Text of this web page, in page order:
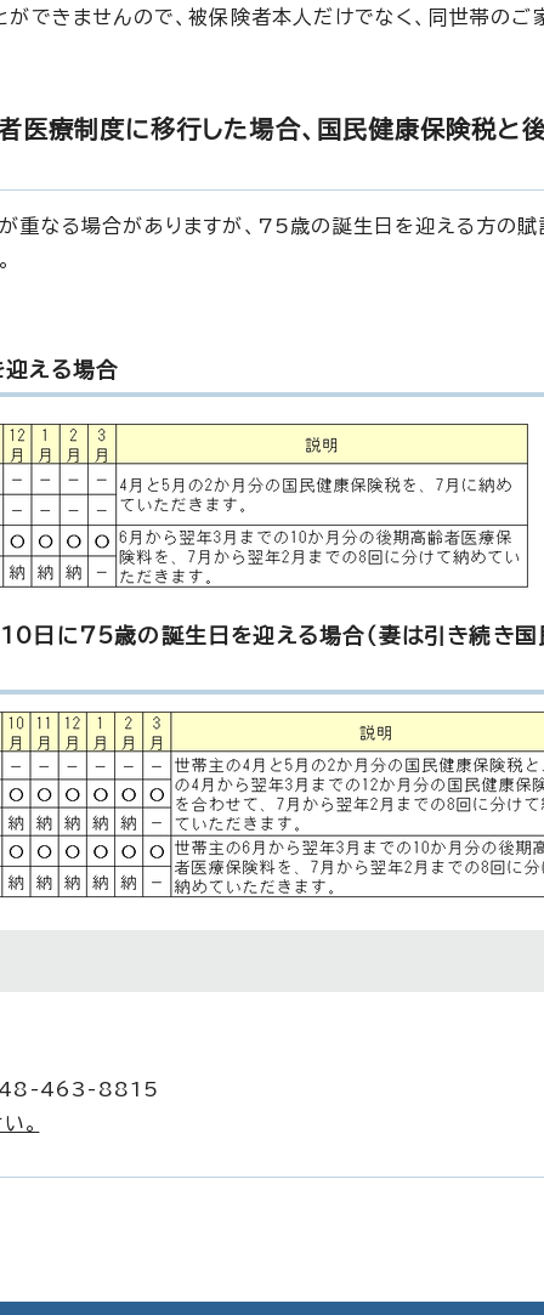
できませんので、被保険者本人だけでなく、同世帯のご
医療制度に移行した場合、国民健康保険税と
重なる場合がありますが、75歳の誕生日を迎える方の賦
える場合
日に75歳の誕生日を迎える場合（妻は引き続き
048-463-8815
。